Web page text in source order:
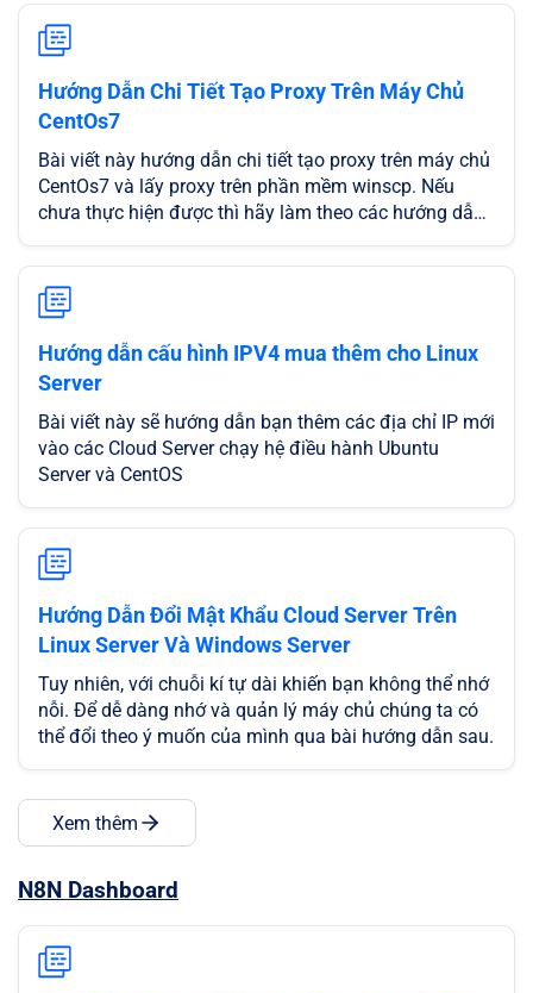
Hướng Dẫn Chi Tiết Tạo Proxy Trên Máy Chủ
CentOs7
Bài viết này hướng dẫn chi tiết tạo proxy trên máy chủ
CentOs7 và lấy proxy trên phần mềm winscp. Nếu
chưa thực hiện được thì hãy làm theo các hướng dẫn
Hướng dẫn cấu hình IPV4 mua thêm cho Linux
Server
Bài viết này sẽ hướng dẫn bạn thêm các địa chỉ IP mới
vào các Cloud Server chạy hệ điều hành Ubuntu
Server và CentOS
Hướng Dẫn Đổi Mật Khẩu Cloud Server Trên
Linux Server Và Windows Server
Tuy nhiên, với chuỗi kí tự dài khiến bạn không thể nhớ
nỗi. Để dễ dàng nhớ và quản lý máy chủ chúng ta có
thể đổi theo ý muốn của mình qua bài hướng dẫn sau.
Xem thêm
N8N Dashboard